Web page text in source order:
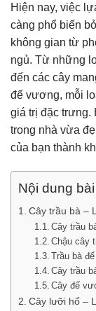
Hiện nay, việc
càng phổ biến
không gian từ
ngủ. Từ những
đến các cây
đế vương, mỗi
giá trị đặc trưng.
trong nhà vừa
của bạn thành
Nội dung
Cây trầu bà –
Cây trầu
Chậu cây
Trầu bà
Cây trầu
Cây đế
Cây lưỡi hổ –